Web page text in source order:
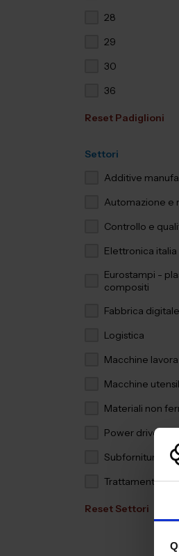
28
29
30
36
Reset Padiglioni
Settori
Additive
Automazione e
Controllo e
Elettronica italia
Eurostampi -
compositi
Fabbrica digitale
Logistica
Macchine
Macchine
Materiali non
Power drive
Subfornitura
Trattamenti e
Reset Settori